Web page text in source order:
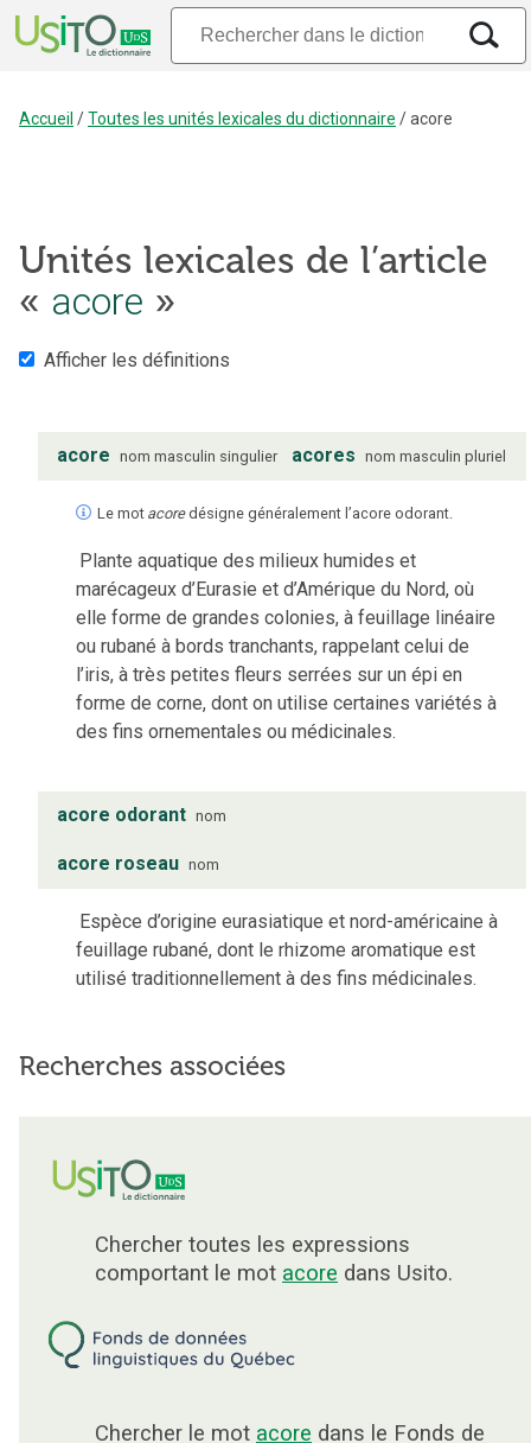
Accueil /Toutes les unités lexicales du dictionnaire /acore
Unités lexicales de l’article
« acore »
Afficher les définitions
acore nom masculin singulier acores nom masculin pluriel
Le mot acoredésigne généralement l’acore odorant.
Plante aquatique des milieux humides et
marécageux d’Eurasie et d’Amérique du Nord, où
elle forme de grandes colonies, à feuillage linéaire
ou rubané à bords tranchants, rappelant celui de
l’iris, à très petites fleurs serrées sur un épi en
forme de corne, dont on utilise certaines variétés à
des fins ornementales ou médicinales.
acore odorant nom
acore roseau nom
Espèce d’origine eurasiatique et nord-américaine à
feuillage rubané, dont le rhizome aromatique est
utilisé traditionnellement à des fins médicinales.
Recherches associées
Chercher toutes les expressions
comportant le mot acore dans Usito.
Chercher le mot acore dans le Fonds de